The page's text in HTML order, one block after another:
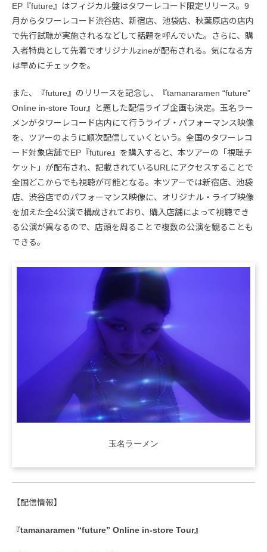
EP『future』はフィジカル盤はタワーレコード限定リリース。9
月からタワーレコード渋谷店、新宿店、池袋店、秋葉原店の店内
で先行試聴が実施されるなどして話題を呼んでいた。さらに、購
入者特典として先着でオリジナルzineが配布される。気になる方
は早めにチェックを。
また、『future』のリリースを記念し、『tamanaramen “future”
Online in-store Tour』と題した配信ライブ企画も決定。玉名ラー
メンがタワーレコード店内にて行うライブ・パフォーマンス映像
を、ツアーのように順次配信していくという。全国のタワーレコ
ード対象店舗でEP『future』を購入すると、本ツアーの「視聴チ
ケット」が配布され、記載されているURLにアクセスすることで
全国どこからでも視聴が可能となる。本ツアーでは新宿店、池袋
店、渋谷店でのパフォーマンス映像に、オリジナル・ライブ映像
を加えた全4公演で構成されており、購入店舗によって視聴でき
る公演が異なるので、店頭を周ることで複数の公演を観ることも
できる。
玉名ラーメン
【配信情報】
『tamanaramen “future” Online in-store Tour』